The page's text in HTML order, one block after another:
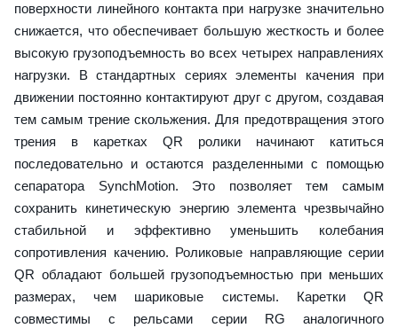
поверхности линейного контакта при нагрузке значительно
снижается, что обеспечивает большую жесткость и более
высокую грузоподъемность во всех четырех направлениях
нагрузки. В стандартных сериях элементы качения при
движении постоянно контактируют друг с другом, создавая
тем самым трение скольжения. Для предотвращения этого
трения в каретках QR ролики начинают катиться
последовательно и остаются разделенными с помощью
сепаратора SynchMotion. Это позволяет тем самым
сохранить кинетическую энергию элемента чрезвычайно
стабильной и эффективно уменьшить колебания
сопротивления качению. Роликовые направляющие серии
QR обладают большей грузоподъемностью при меньших
размерах, чем шариковые системы. Каретки QR
совместимы с рельсами серии RG аналогичного